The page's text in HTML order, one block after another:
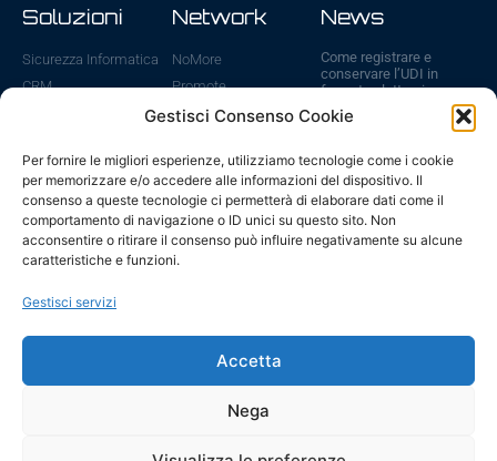
Gestisci Consenso Cookie
Per fornire le migliori esperienze, utilizziamo tecnologie come i cookie
per memorizzare e/o accedere alle informazioni del dispositivo. Il
consenso a queste tecnologie ci permetterà di elaborare dati come il
comportamento di navigazione o ID unici su questo sito. Non
acconsentire o ritirare il consenso può influire negativamente su alcune
caratteristiche e funzioni.
Gestisci servizi
Accetta
Nega
Soluzioni
Sicurezza Informatica
CRM
E-Commerce
Gestione IT
Fatturazione Elettronica
Network
NoMore
Promote
ViVA
News
Come registrare e
conservare l’UDI in
formato elettronico
31 Luglio 2026
rischi se non registri i
dispositivi medici
6 Luglio 2026
Scadenze UDI ed
EUDAMED 2026: tutte
le date da ricordare
24 Giugno 2026
Vai a tutte le news